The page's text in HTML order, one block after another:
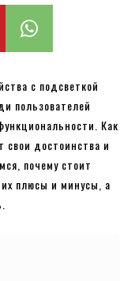
с подсветкой
пользователей
Как
свои достоинства и
почему стоит
плюсы и минусы, а